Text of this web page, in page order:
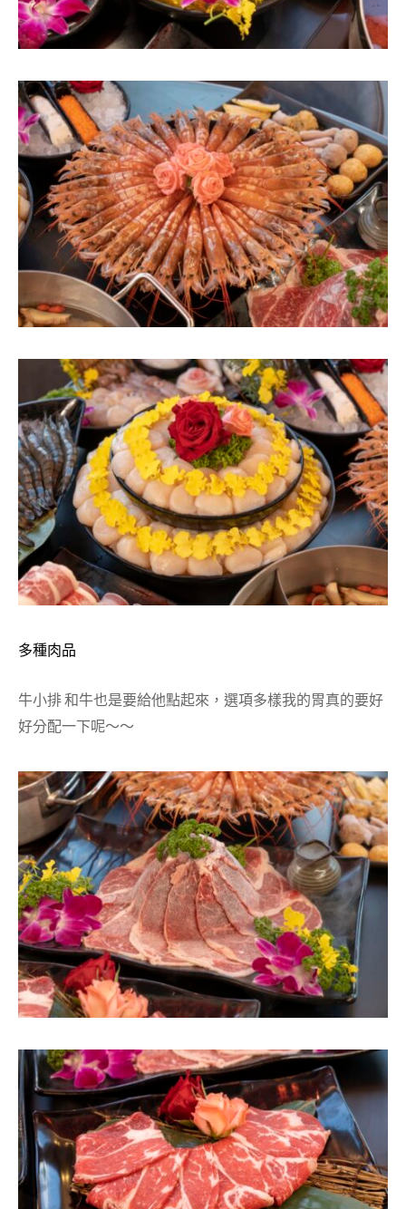
多種肉品
牛小排 和牛也是要給他點起來，選項多樣我的胃真的要好
好分配一下呢～～